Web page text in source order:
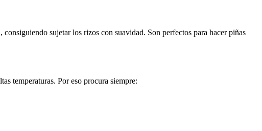
sujetar los rizos con suavidad. Son perfectos para hacer piñas
temperaturas. Por eso procura siempre: